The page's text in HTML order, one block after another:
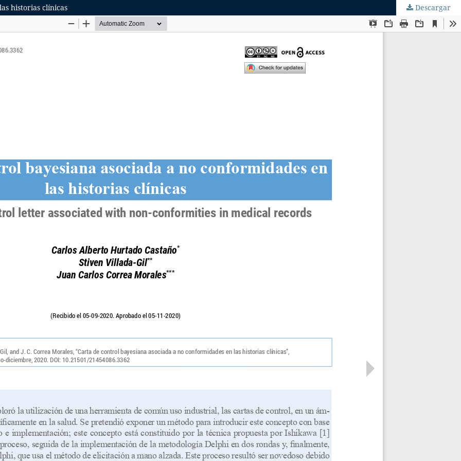
historias clínicas Descargar